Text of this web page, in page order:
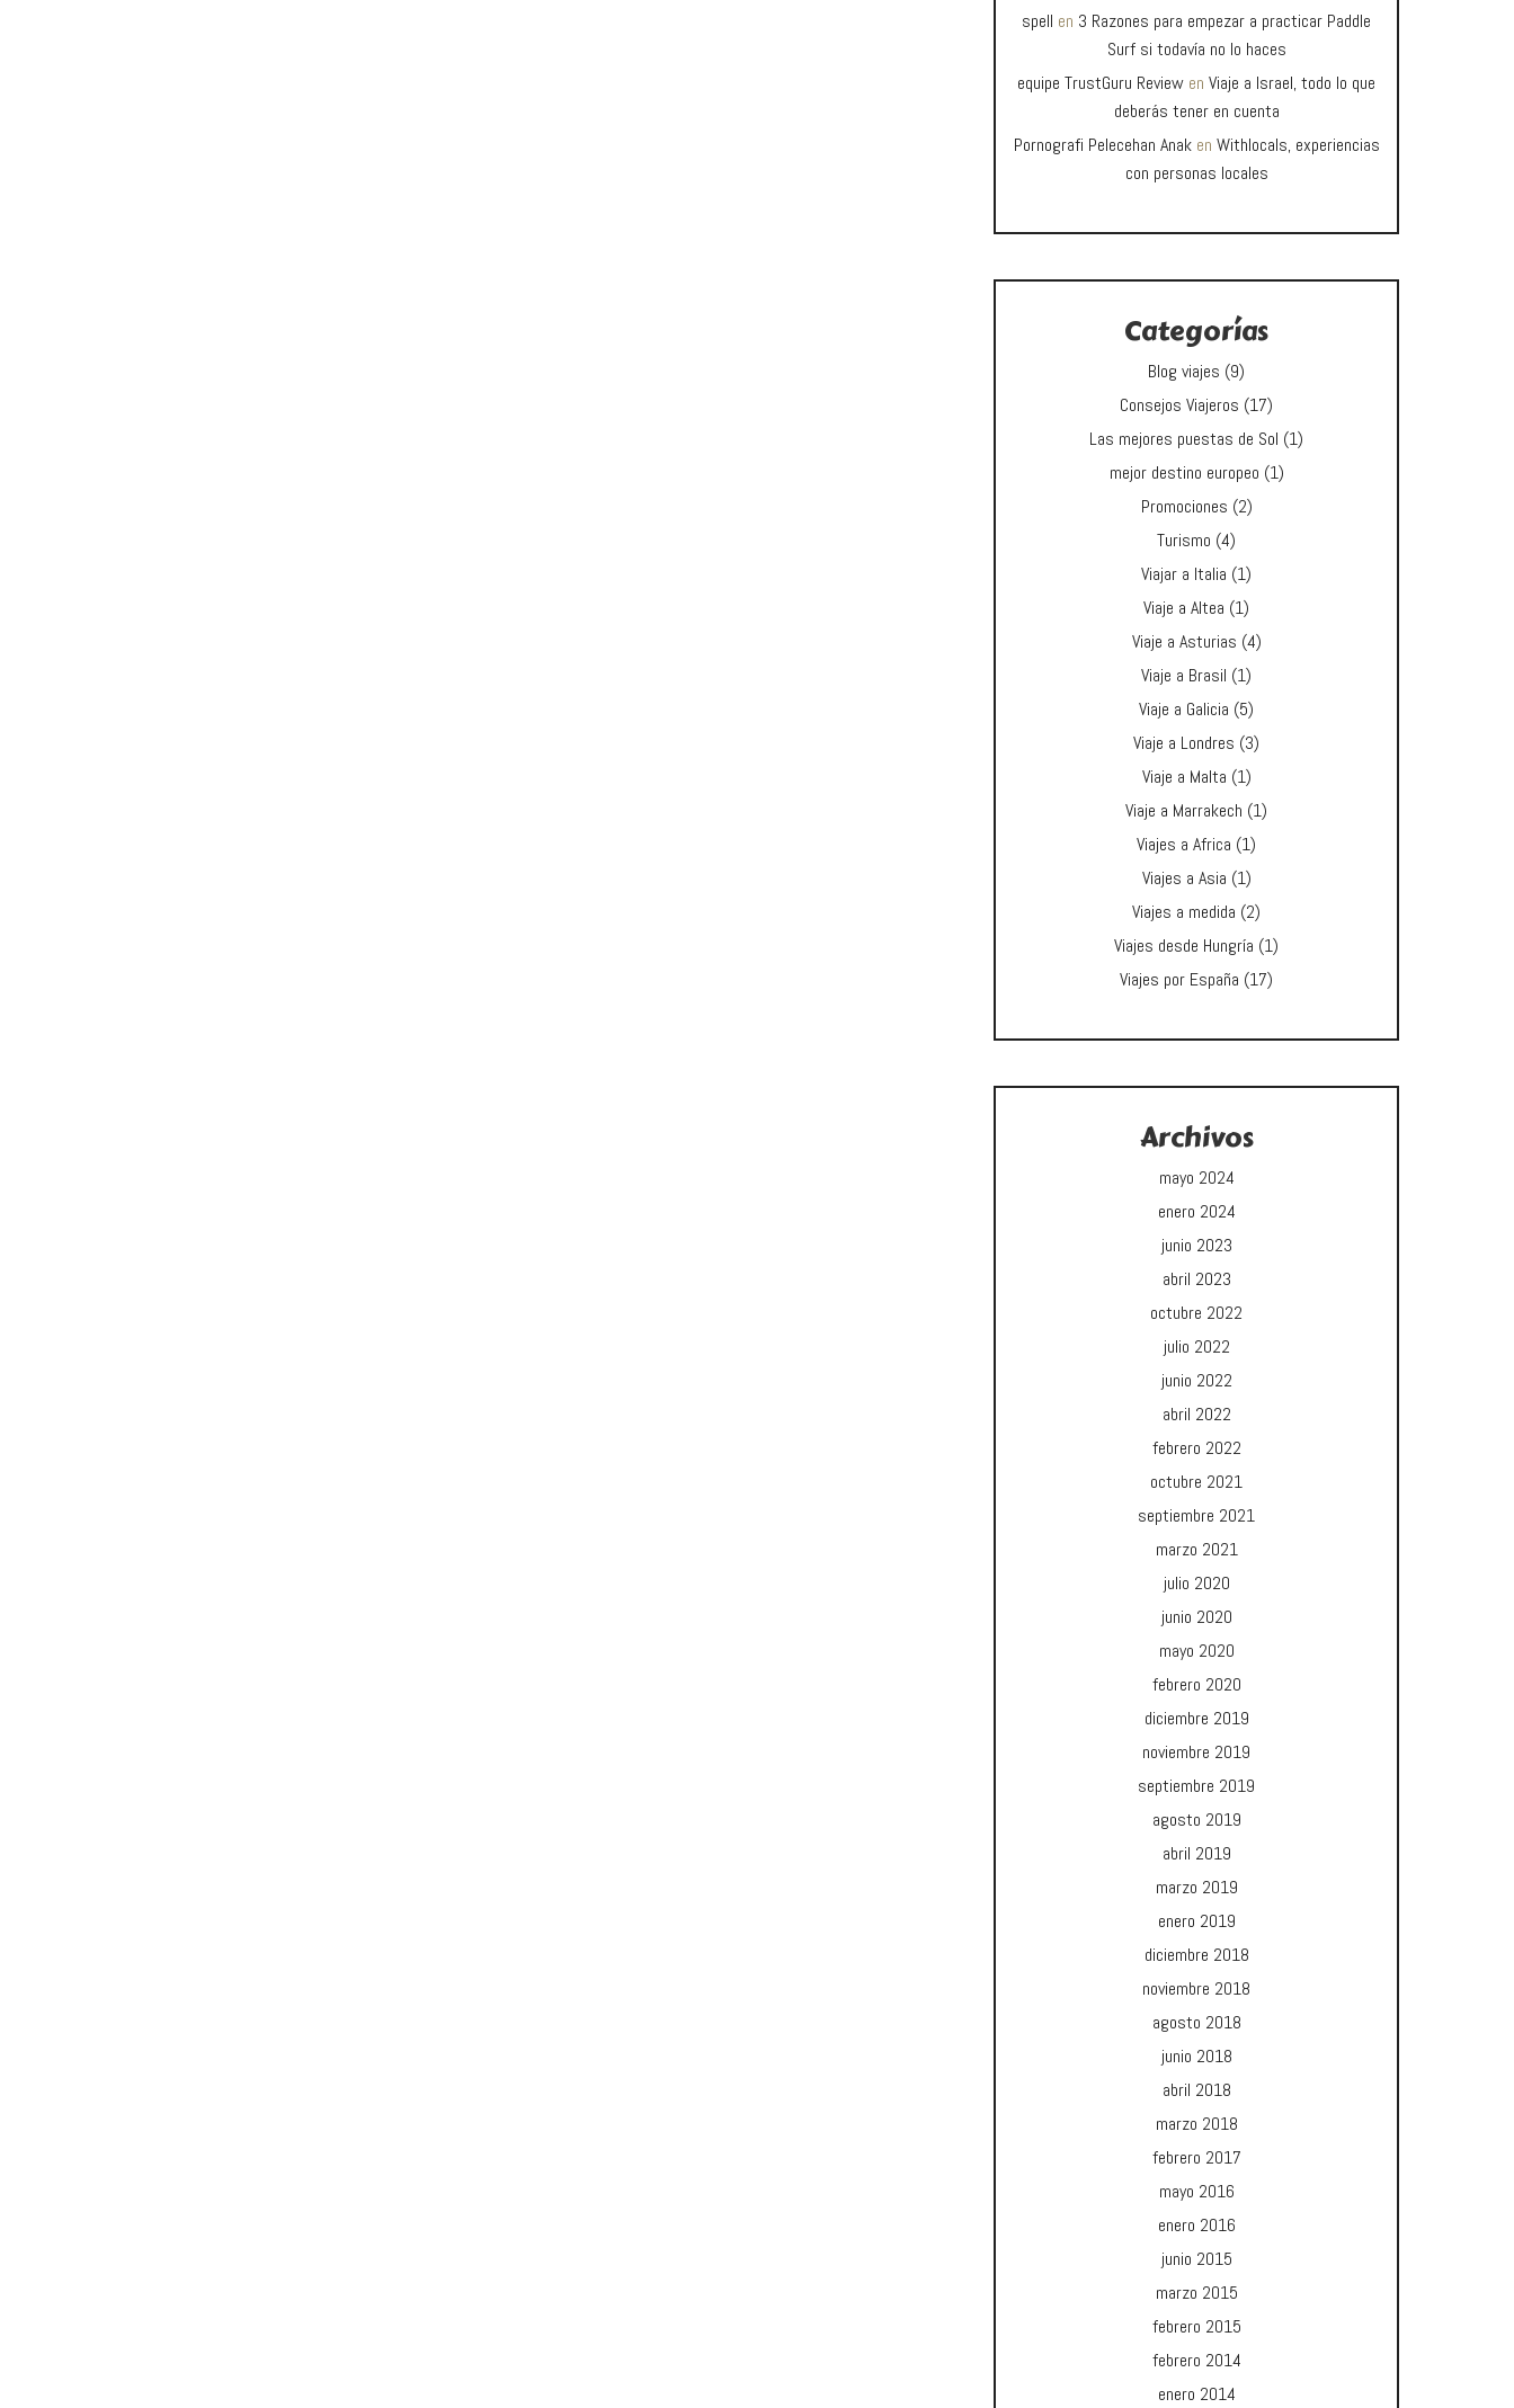
spell en 3 Razones para empezar a practicar Paddle
Surf si todavía no lo haces
equipe TrustGuru Review en Viaje a Israel, todo lo que
deberás tener en cuenta
Pornografi Pelecehan Anaken Withlocals, experiencias
con personas locales
Categorías
Blog viajes (9)
Consejos Viajeros (17)
Las mejores puestas de Sol (1)
mejor destino europeo (1)
Promociones (2)
Turismo (4)
Viajar a Italia (1)
Viaje a Altea (1)
Viaje a Asturias (4)
Viaje a Brasil (1)
Viaje a Galicia (5)
Viaje a Londres (3)
Viaje a Malta (1)
Viaje a Marrakech (1)
Viajes a Africa (1)
Viajes a Asia (1)
Viajes a medida (2)
Viajes desde Hungría (1)
Viajes por España (17)
Archivos
mayo 2024
enero 2024
junio 2023
abril 2023
octubre 2022
julio 2022
junio 2022
abril 2022
febrero 2022
octubre 2021
septiembre 2021
marzo 2021
julio 2020
junio 2020
mayo 2020
febrero 2020
diciembre 2019
noviembre 2019
septiembre 2019
agosto 2019
abril 2019
marzo 2019
enero 2019
diciembre 2018
noviembre 2018
agosto 2018
junio 2018
abril 2018
marzo 2018
febrero 2017
mayo 2016
enero 2016
junio 2015
marzo 2015
febrero 2015
febrero 2014
enero 2014